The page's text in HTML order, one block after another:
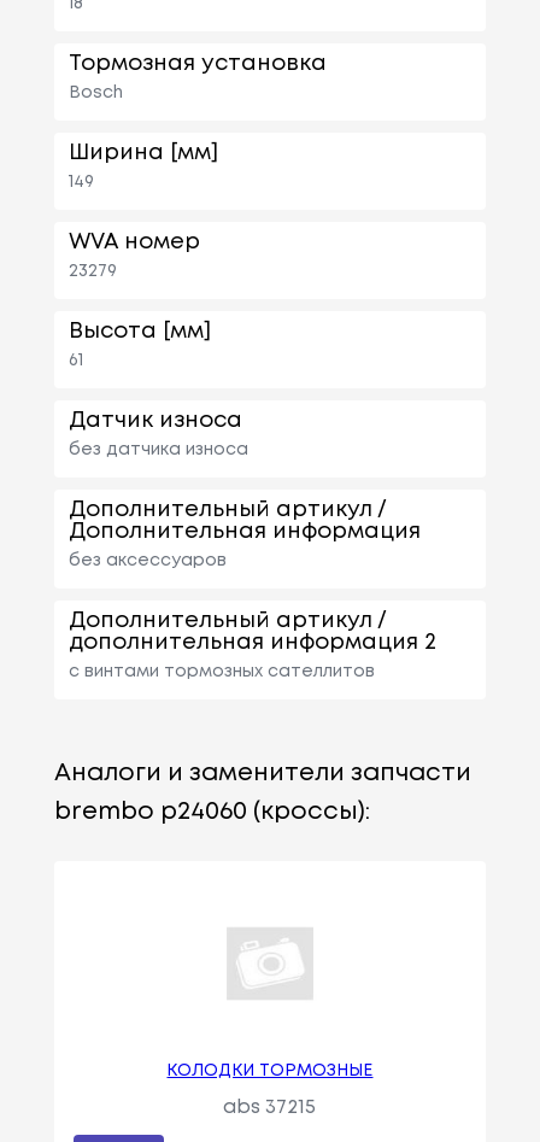
18
Тормозная установка
Bosch
Ширина [мм]
149
WVA номер
23279
Высота [мм]
61
Датчик износа
без датчика износа
Дополнительный артикул /
Дополнительная информация
без аксессуаров
Дополнительный артикул /
дополнительная информация 2
с винтами тормозных сателлитов
Аналоги и заменители запчасти
brembo p24060 (кроссы):
КОЛОДКИ ТОРМОЗНЫЕ
abs 37215